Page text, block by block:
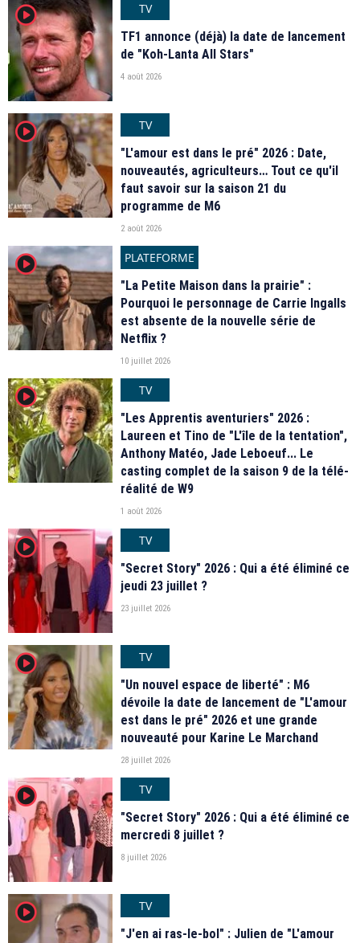
player2
TV
TF1 annonce (déjà) la date de lancement
de "Koh-Lanta All Stars"
4 août 2026
player2
TV
"L'amour est dans le pré" 2026 : Date,
nouveautés, agriculteurs… Tout ce qu'il
faut savoir sur la saison 21 du
programme de M6
2 août 2026
player2
PLATEFORME
"La Petite Maison dans la prairie" :
Pourquoi le personnage de Carrie Ingalls
est absente de la nouvelle série de
Netflix ?
10 juillet 2026
player2
TV
"Les Apprentis aventuriers" 2026 :
Laureen et Tino de "L'île de la tentation",
Anthony Matéo, Jade Leboeuf... Le
casting complet de la saison 9 de la télé-
réalité de W9
1 août 2026
player2
TV
"Secret Story" 2026 : Qui a été éliminé ce
jeudi 23 juillet ?
23 juillet 2026
player2
TV
"Un nouvel espace de liberté" : M6
dévoile la date de lancement de "L'amour
est dans le pré" 2026 et une grande
nouveauté pour Karine Le Marchand
28 juillet 2026
player2
TV
"Secret Story" 2026 : Qui a été éliminé ce
mercredi 8 juillet ?
8 juillet 2026
player2
TV
"J'en ai ras-le-bol" : Julien de "L'amour